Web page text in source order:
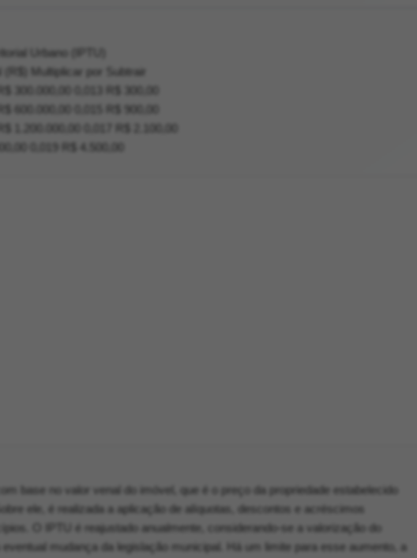
Urbano (IPTU)
(R$) Multiplicar por Subtrair
300.000,00 0,013 R$ 300,00
600.000,00 0,015 R$ 900,00
1.200.000,00 0,017 R$ 2.100,00
0,019 R$ 4.500,00
base no valor venal do imóvel, que é o preço da propriedade estabelecido
ele, é realizada a aplicação de alíquotas, descontos e acréscimos
O IPTU é reajustado anualmente, considerando-se a valorização do
eventual mudança da legislação municipal. Há um limite para esse aumento, a